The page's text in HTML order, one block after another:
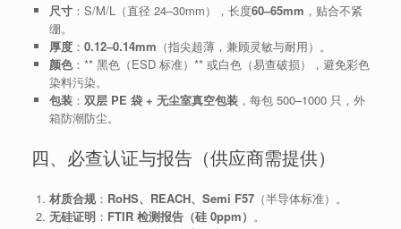
尺寸：S/M/L（直径 24–30mm），长度60–65mm ，贴合不紧
绷。
厚度： 0.12–0.14mm （指尖超薄，兼顾灵敏与耐用）。
颜色：** 黑色（ESD 标准）** 或白色（易查破损），避免彩色
染料污染。
包装： 双层 PE 袋 + 无尘室真空包装，每包 500–1000 只，外
箱防潮防尘。
四、必查认证与报告（供应商需提供）
材质合规： RoHS、REACH、Semi F57（半导体标准）。
无硅证明： FTIR 检测报告（硅 0ppm） 。